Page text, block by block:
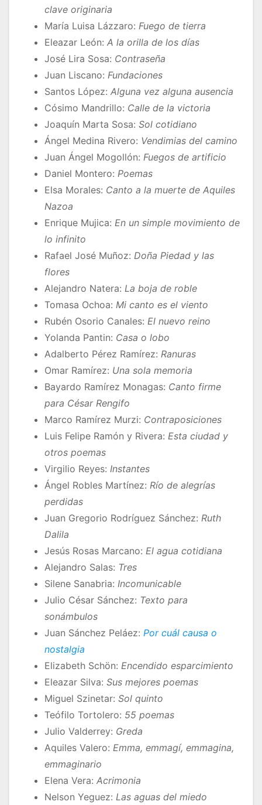
clave originaria
María Luisa Lázzaro: Fuego de tierra
Eleazar León: A la orilla de los días
José Lira Sosa: Contraseña
Juan Liscano: Fundaciones
Santos López: Alguna vez alguna ausencia
Cósimo Mandrillo: Calle de la victoria
Joaquín Marta Sosa: Sol cotidiano
Ángel Medina Rivero: Vendimias del camino
Juan Ángel Mogollón: Fuegos de artificio
Daniel Montero: Poemas
Elsa Morales: Canto a la muerte de Aquiles
Nazoa
Enrique Mujica: En un simple movimiento de
lo infinito
Rafael José Muñoz: Doña Piedad y las
flores
Alejandro Natera: La boja de roble
Tomasa Ochoa: Mi canto es el viento
Rubén Osorio Canales: El nuevo reino
Yolanda Pantin: Casa o lobo
Adalberto Pérez Ramírez: Ranuras
Omar Ramírez: Una sola memoria
Bayardo Ramírez Monagas: Canto firme
para César Rengifo
Marco Ramírez Murzi: Contraposiciones
Luis Felipe Ramón y Rivera: Esta ciudad y
otros poemas
Virgilio Reyes: Instantes
Ángel Robles Martínez: Río de alegrías
perdidas
Juan Gregorio Rodríguez Sánchez: Ruth
Dalila
Jesús Rosas Marcano: El agua cotidiana
Alejandro Salas: Tres
Silene Sanabria: Incomunicable
Julio César Sánchez: Texto para
sonámbulos
Juan Sánchez Peláez: Por cuál causa o
nostalgia
Elizabeth Schön: Encendido esparcimiento
Eleazar Silva: Sus mejores poemas
Miguel Szinetar: Sol quinto
Teófilo Tortolero: 55 poemas
Julio Valderrey: Greda
Aquiles Valero: Emma, emmagí, emmagina,
emmaginario
Elena Vera: Acrimonia
Nelson Yeguez: Las aguas del miedo